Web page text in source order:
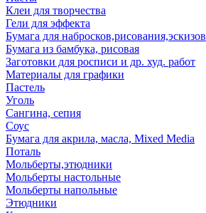
Клеи для творчества
Гели для эффекта
Бумага для набросков,рисования,эскизов
Бумага из бамбука, рисовая
Заготовки для росписи и др. худ. работ
Материалы для графики
Пастель
Уголь
Сангина, сепия
Соус
Бумага для акрила, масла, Mixed Media
Поталь
Мольберты,этюдники
Мольберты настольные
Мольберты напольные
Этюдники